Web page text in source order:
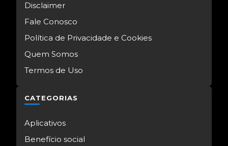
Disclaimer
Fale Conosco
Política de Privacidade e Cookies
Quem Somos
Termos de Uso
CATEGORIAS
Aplicativos
Benefício social